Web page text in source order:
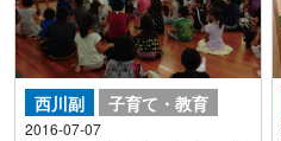
西川副 子育て・教育
2016-07-07